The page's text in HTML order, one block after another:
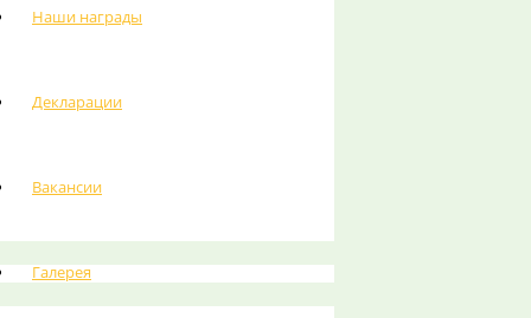
Наши награды
Декларации
Вакансии
Галерея